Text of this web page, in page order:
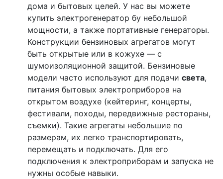
дома и бытовых целей. У нас вы можете
купить электрогенератор бу небольшой
мощности, а также портативные генераторы.
Конструкции бензиновых агрегатов могут
быть открытые или в кожухе — с
шумоизоляционной защитой. Бензиновые
модели часто используют для подачи света,
питания бытовых электроприборов на
открытом воздухе (кейтеринг, концерты,
фестивали, походы, передвижные рестораны,
съемки). Такие агрегаты небольшие по
размерам, их легко транспортировать,
перемещать и подключать. Для его
подключения к электроприборам и запуска не
нужны особые навыки.